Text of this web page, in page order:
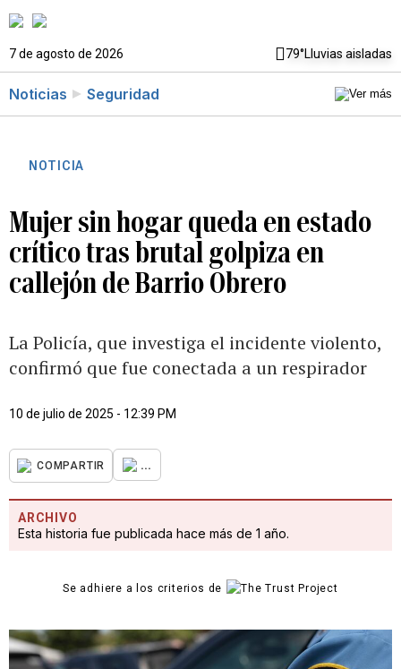
7 de agosto de 2026 79°Lluvias aisladas
Noticias Seguridad
NOTICIA
Mujer sin hogar queda en estado
crítico tras brutal golpiza en
callejón de Barrio Obrero
La Policía, que investiga el incidente violento,
confirmó que fue conectada a un respirador
10 de julio de 2025 - 12:39 PM
COMPARTIR ...
ARCHIVO
Esta historia fue publicada hace más de 1 año.
Se adhiere a los criterios de